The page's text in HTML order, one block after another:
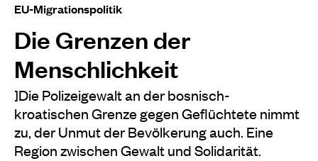
EU-Migrationspolitik
Die Grenzen der
Menschlichkeit
]Die Polizeigewalt an der bosnisch-
kroatischen Grenze gegen Geflüchtete nimmt
zu, der Unmut der Bevölkerung auch. Eine
Region zwischen Gewalt und Solidarität.